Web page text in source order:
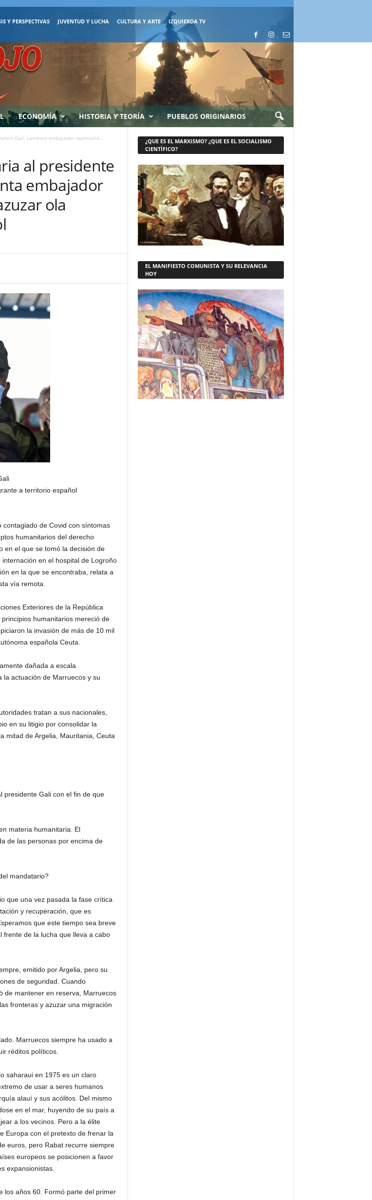
Y PERSPECTIVAS JUVENTUD Y LUCHA CULTURA Y ARTE IZQUIERDA TV
ECONOMÍA HISTORIA Y TEORÍA PUEBLOS ORIGINARIOS
Gali. Lamenta embajador represalia...
al presidente
embajador
ola
a territorio español
de Covid con síntomas
humanitarios del derecho
en el que se tomó la decisión de
en el hospital de Logroño
en la que se encontraba, relata a
vía remota.
Exteriores de la República
humanitarios mereció de
la invasión de más de 10 mil
española Ceuta.
dañada a escala
la actuación de Marruecos y su
tratan a sus nacionales,
en su litigio por consolidar la
mitad de Argelia, Mauritania, Ceuta
presidente Gali con el fin de que
materia humanitaria. El
de las personas por encima de
mandatario?
que una vez pasada la fase crítica
y recuperación, que es
que este tiempo sea breve
frente de la lucha que lleva a cabo
emitido por Argelia, pero su
de seguridad. Cuando
de mantener en reserva, Marruecos
fronteras y azuzar una migración
Marruecos siempre ha usado a
réditos políticos.
saharaui en 1975 es un claro
de usar a seres humanos
alauí y sus acólitos. Del mismo
en el mar, huyendo de su país a
a los vecinos. Pero a la élite
Europa con el pretexto de frenar la
euros, pero Rabat recurre siempre
europeos se posicionen a favor
expansionistas.
los años 60. Formó parte del primer
¿QUE ES EL MARXISMO? ¿QUE ES EL SOCIALISMO
CIENTÍFICO?
EL MANIFIESTO COMUNISTA Y SU RELEVANCIA
HOY